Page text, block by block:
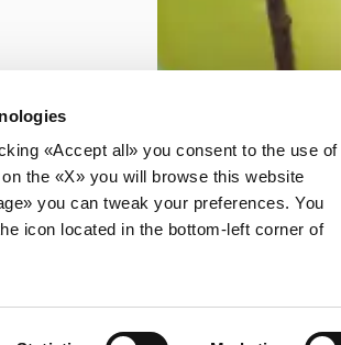
«Accept all» you consent to the use of
the «X» you will browse this website
you can tweak your preferences. You
icon located in the bottom-left corner of